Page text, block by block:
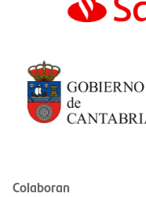
Colaboran